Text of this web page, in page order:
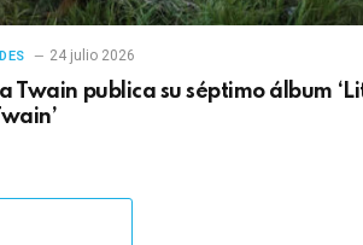
24 julio 2026
Twain publica su séptimo álbum